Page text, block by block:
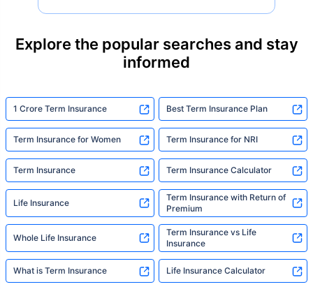
statistic, he sees a family that just needed
someone to sit with them, explain it simply,
built to do. In his words, "Most people aren't
avoiding protection — they're just waiting for
someone to make it easy. That's what we're
here for."
Explore the popular searches and stay
informed
1 Crore Term Insurance Best Term Insurance Plan
Term Insurance for Women Term Insurance for NRI
Term Insurance Term Insurance Calculator
Life Insurance
Term Insurance with Return of
Premium
Whole Life Insurance
Term Insurance vs Life
Insurance
What is Term Insurance Life Insurance Calculator